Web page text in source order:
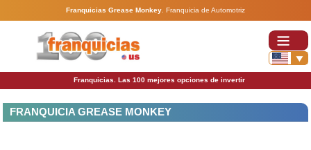
Franquicias Grease Monkey Franquicia de Automotriz
Franquicias. Las 100 mejores opciones de invertir
FRANQUICIA GREASE MONKEY